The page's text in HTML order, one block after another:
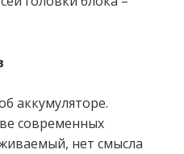
аккумуляторе.
современных
нет смысла